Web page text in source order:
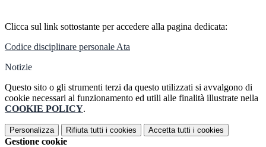
Clicca sul link sottostante per accedere alla pagina dedicata:
Codice disciplinare personale Ata
Notizie
Questo sito o gli strumenti terzi da questo utilizzati si avvalgono di
cookie necessari al funzionamento ed utili alle finalità illustrate nella
COOKIE POLICY.
Personalizza Rifiuta tutti i cookies Accetta tutti i cookies
Gestione cookie